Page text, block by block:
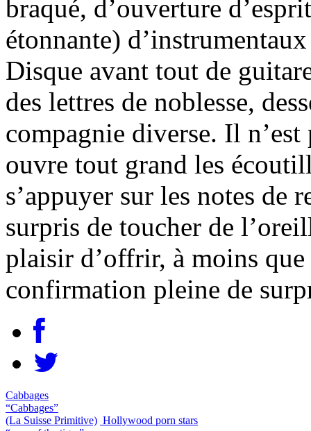
braqué, d’ouverture
étonnante)
Disque avant tout de
des lettres de noblesse,
compagnie diverse. Il
ouvre tout grand les
s’appuyer sur les notes de
surpris de toucher de
plaisir d’offrir, à moins
confirmation pleine de
Cabbages
“Cabbages”
(La Suisse Primitive) Hollywood porn stars